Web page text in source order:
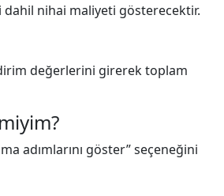
dahil nihai maliyeti gösterecektir.
değerlerini girerek toplam
adımlarını göster” seçeneğini